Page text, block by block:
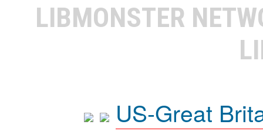
LIBMONSTER
US-Great